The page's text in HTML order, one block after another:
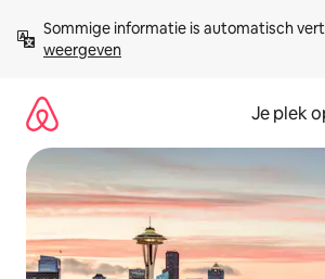
direct
naar
Sommige informatie is automatisch
weergeven
Je plek